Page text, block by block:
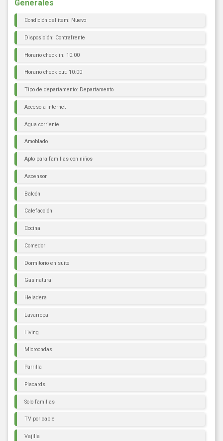
Generales
Condición del ítem: Nuevo
Disposición: Contrafrente
Horario check in: 10:00
Horario check out: 10:00
Tipo de departamento: Departamento
Acceso a internet
Agua corriente
Amoblado
Apto para familias con niños
Ascensor
Balcón
Calefacción
Cocina
Comedor
Dormitorio en suite
Gas natural
Heladera
Lavarropa
Living
Microondas
Parrilla
Placards
Solo familias
TV por cable
Vajilla